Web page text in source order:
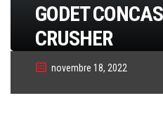
GODET
CRUSHER
novembre 18, 2022